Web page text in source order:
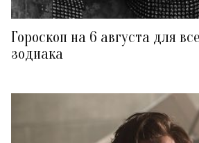
Гороскоп на 6 августа для
зодиака